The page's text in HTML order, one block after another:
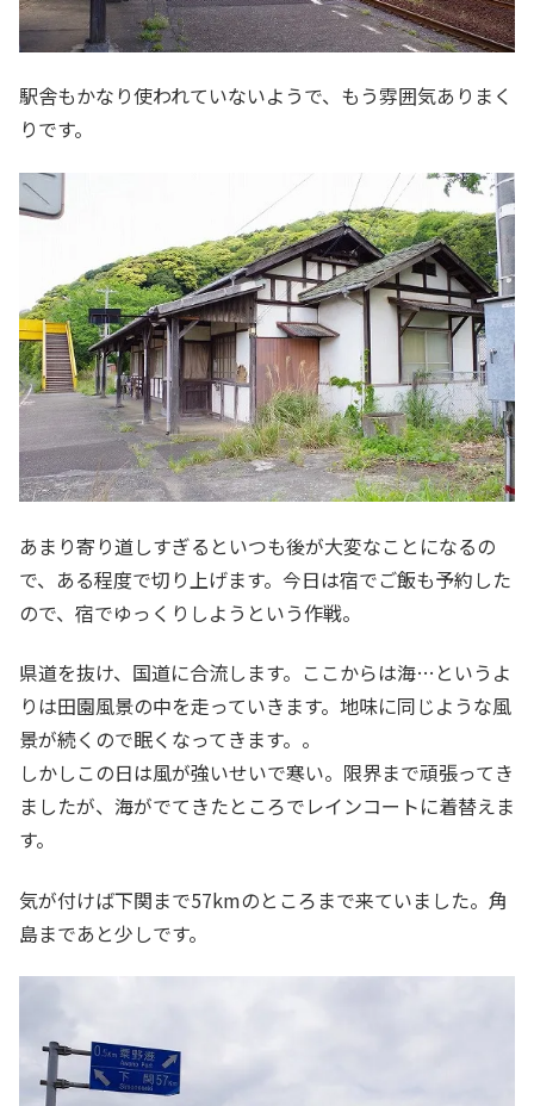
駅舎もかなり使われていないようで、もう雰囲気ありまく
りです。
あまり寄り道しすぎるといつも後が大変なことになるの
で、ある程度で切り上げます。今日は宿でご飯も予約した
ので、宿でゆっくりしようという作戦。
県道を抜け、国道に合流します。ここからは海…というよ
りは田園風景の中を走っていきます。地味に同じような風
景が続くので眠くなってきます。。
しかしこの日は風が強いせいで寒い。限界まで頑張ってき
ましたが、海がでてきたところでレインコートに着替えま
す。
気が付けば下関まで57kmのところまで来ていました。角
島まであと少しです。